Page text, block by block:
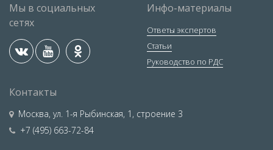
Мы в социальных
сетях
Инфо-материалы
Ответы экспертов
Статьи
Руководство по РДС
Контакты
Москва, ул. 1-я Рыбинская, 1, строение 3
+7 (495) 663-72-84